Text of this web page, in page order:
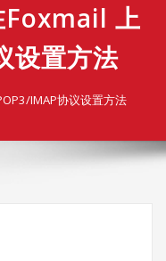
Foxmail 上
设置方法
IMAP协议设置方法